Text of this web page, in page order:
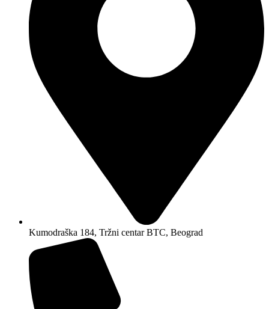
Kumodraška 184, Tržni centar BTC, Beograd